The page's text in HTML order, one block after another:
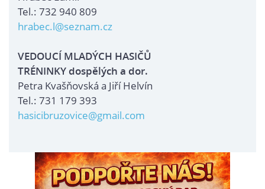
Tel.: 732 940 809
hrabec.l@seznam.cz
VEDOUCÍ MLADÝCH HASIČŮ
TRÉNINKY dospělých a dor.
Petra Kvašňovská a Jiří Helvín
Tel.: 731 179 393
hasicibruzovice@gmail.com